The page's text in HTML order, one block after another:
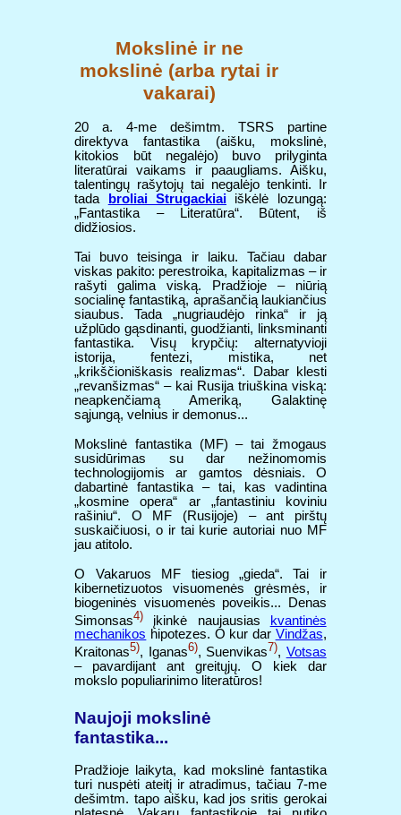
Mokslinė ir ne
mokslinė (arba rytai ir
vakarai)
20 a. 4-me dešimtm. TSRS partine
direktyva fantastika (aišku, mokslinė,
kitokios būt negalėjo) buvo prilyginta
literatūrai vaikams ir paaugliams. Aišku,
talentingų rašytojų tai negalėjo tenkinti. Ir
tada
broliai Strugackiai iškėlė lozungą:
„Fantastika – Literatūra“. Būtent, iš
didžiosios.
Tai buvo teisinga ir laiku. Tačiau dabar
viskas pakito: perestroika, kapitalizmas – ir
rašyti galima viską. Pradžioje – niūrią
socialinę fantastiką, aprašančią laukiančius
siaubus. Tada „nugriaudėjo rinka“ ir ją
užplūdo gąsdinanti, guodžianti, linksminanti
fantastika. Visų krypčių: alternatyvioji
istorija, fentezi, mistika, net
„krikščioniškasis realizmas“. Dabar klesti
„revanšizmas“ – kai Rusija triuškina viską:
neapkenčiamą Ameriką, Galaktinę
sąjungą, velnius ir demonus...
Mokslinė fantastika (MF) – tai žmogaus
susidūrimas su dar nežinomomis
technologijomis ar gamtos dėsniais. O
dabartinė fantastika – tai, kas vadintina
„kosmine opera“ ar „fantastiniu koviniu
rašiniu“. O MF (Rusijoje) – ant pirštų
suskaičiuosi, o ir tai kurie autoriai nuo MF
jau atitolo.
O Vakaruos MF tiesiog „gieda“. Tai ir
kibernetizuotos visuomenės grėsmės, ir
biogeninės visuomenės poveikis... Denas
Simonsas4) įkinkė naujausias kvantinės
mechanikos hipotezes. O kur dar Vindžas,
Kraitonas5), Iganas6), Suenvikas 7), Votsas
– pavardijant ant greitųjų. O kiek dar
mokslo populiarinimo literatūros!
Naujoji mokslinė
fantastika...
Pradžioje laikyta, kad mokslinė fantastika
turi nuspėti ateitį ir atradimus, tačiau 7-me
dešimtm. tapo aišku, kad jos sritis gerokai